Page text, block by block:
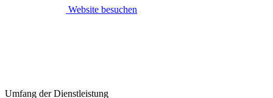
Website besuchen
Umfang der Dienstleistung